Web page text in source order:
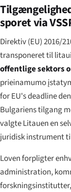
sporet via
Direktiv (EU) 2016/
transponeret til
offentlige sektors
prieinamumo
for EU's deadline
Bulgariens tilgang
valgte Litauen en
juridisk instrument
Loven forpligter
administration,